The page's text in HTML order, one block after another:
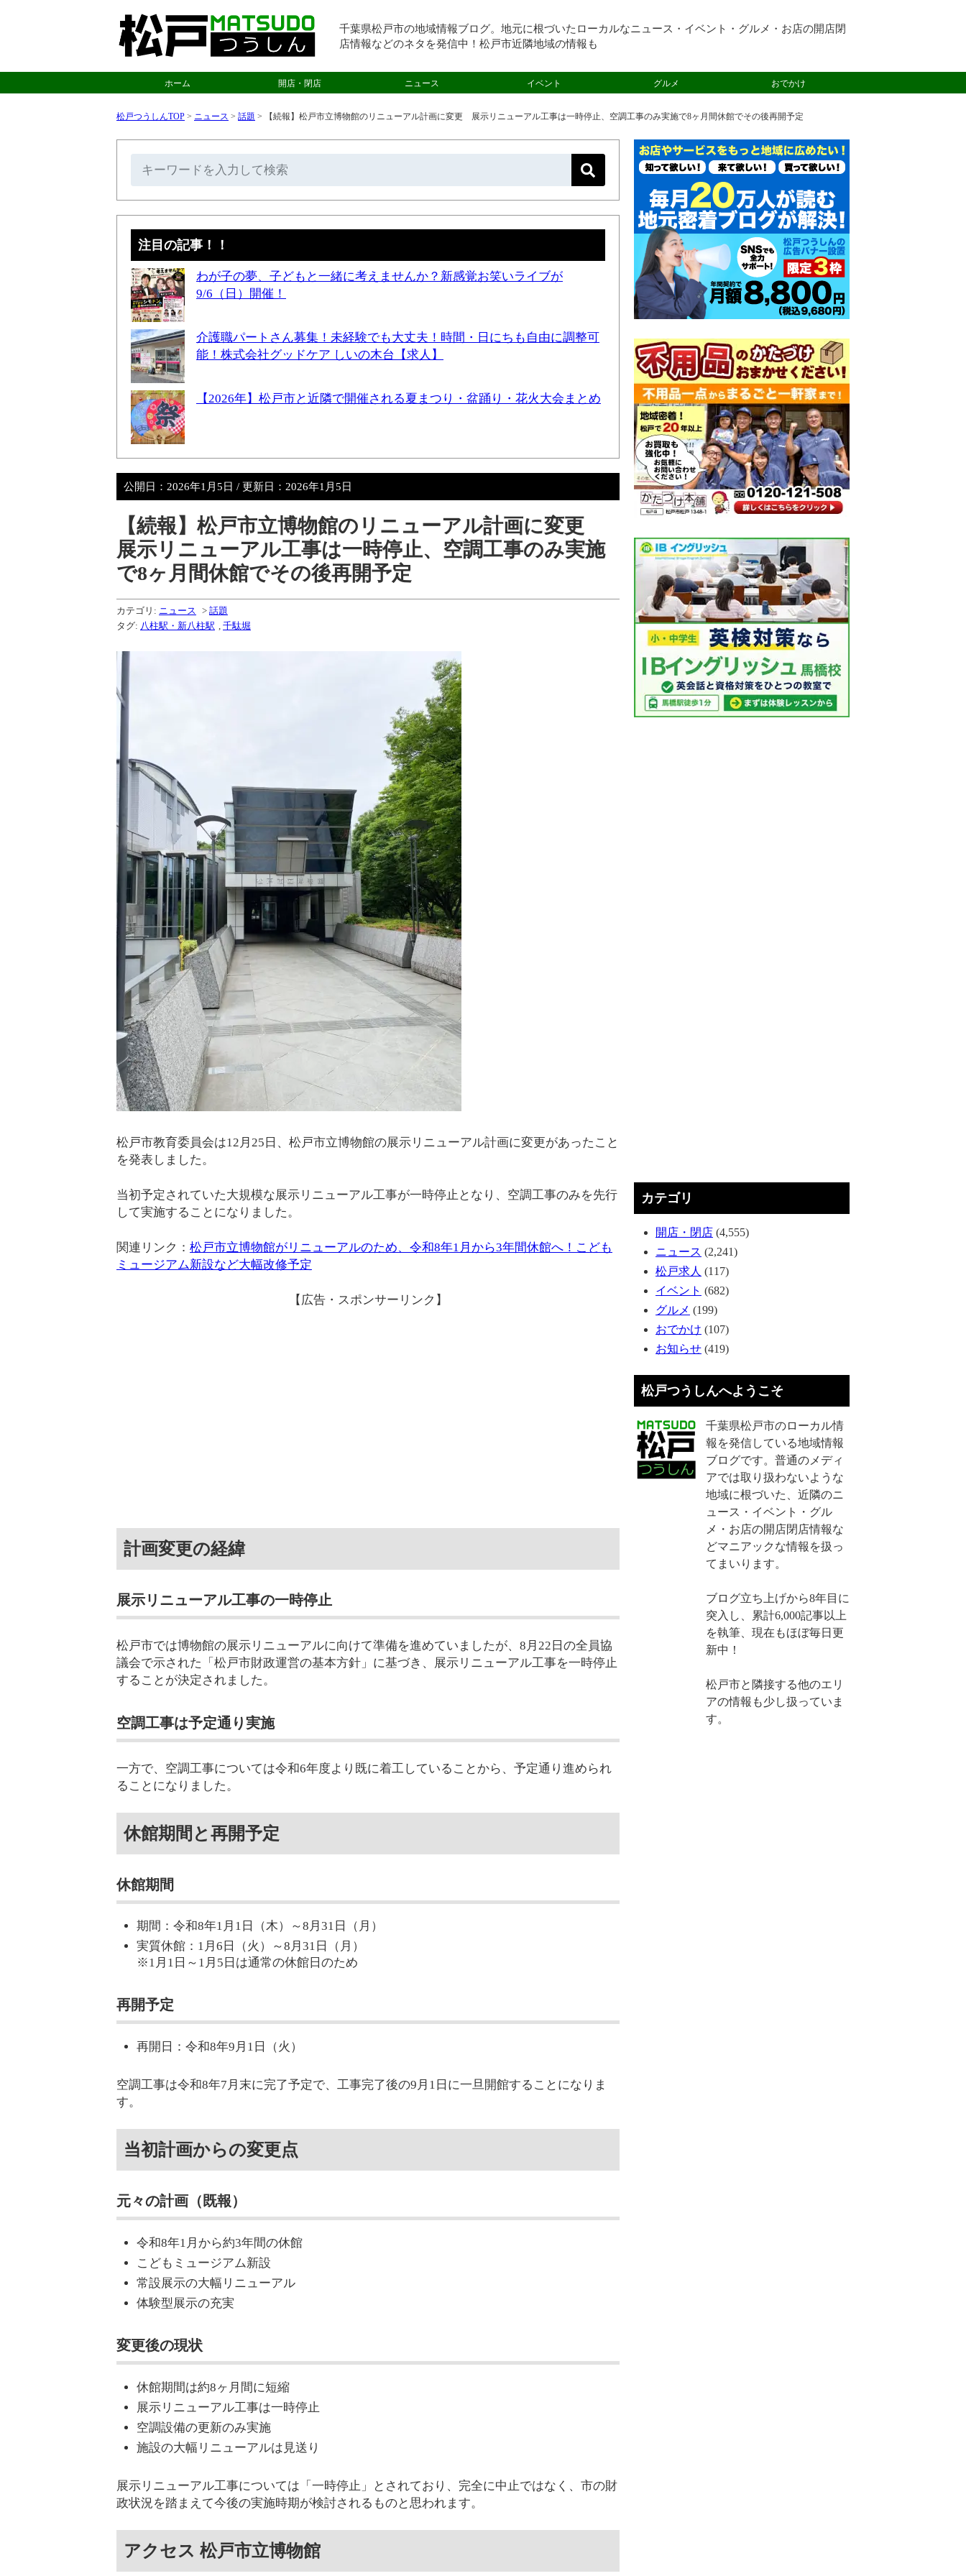
千葉県松戸市の地域情報ブログ。地元に根づいたローカルなニュース・イベント・グルメ・お店の開店閉
店情報などのネタを発信中！松戸市近隣地域の情報も
ホーム 開店・閉店 ニュース イベント グルメ おでかけ
松戸つうしんTOP > ニュース > 話題 > 【続報】松戸市立博物館のリニューアル計画に変更 展示リニューアル工事は一時停止、空調工事のみ実施で8ヶ月間休館でその後再開予定
注目の記事！！
わが子の夢、子どもと一緒に考えませんか？新感覚お笑いライブが
9/6（日）開催！
介護職パートさん募集！未経験でも大丈夫！時間・日にちも自由に調整可
能！株式会社グッドケア しいの木台【求人】
【2026年】松戸市と近隣で開催される夏まつり・盆踊り・花火大会まとめ
公開日： 2026年1月5日 / 更新日： 2026年1月5日
【続報】松戸市立博物館のリニューアル計画に変更
展示リニューアル工事は一時停止、空調工事のみ実施
で8ヶ月間休館でその後再開予定
カテゴリ: ニュース > 話題
タグ: 八柱駅・新八柱駅 千駄堀
松戸市教育委員会は12月25日、松戸市立博物館の展示リニューアル計画に変更があったこと
を発表しました。
当初予定されていた大規模な展示リニューアル工事が一時停止となり、空調工事のみを先行
して実施することになりました。
関連リンク： 松戸市立博物館がリニューアルのため、令和8年1月から3年間休館へ！こども
ミュージアム新設など大幅改修予定
【広告・スポンサーリンク】
計画変更の経緯
展示リニューアル工事の一時停止
松戸市では博物館の展示リニューアルに向けて準備を進めていましたが、8月22日の全員協
議会で示された「松戸市財政運営の基本方針」に基づき、展示リニューアル工事を一時停止
することが決定されました。
空調工事は予定通り実施
一方で、空調工事については令和6年度より既に着工していることから、予定通り進められ
ることになりました。
休館期間と再開予定
休館期間
期間：令和8年1月1日（木）～8月31日（月）
実質休館：1月6日（火）～8月31日（月）
※1月1日～1月5日は通常の休館日のため
再開予定
再開日：令和8年9月1日（火）
空調工事は令和8年7月末に完了予定で、工事完了後の9月1日に一旦開館することになりま
す。
当初計画からの変更点
元々の計画（既報）
令和8年1月から約3年間の休館
こどもミュージアム新設
常設展示の大幅リニューアル
体験型展示の充実
変更後の現状
休館期間は約8ヶ月間に短縮
展示リニューアル工事は一時停止
空調設備の更新のみ実施
施設の大幅リニューアルは見送り
展示リニューアル工事については「一時停止」とされており、完全に中止ではなく、市の財
政状況を踏まえて今後の実施時期が検討されるものと思われます。
アクセス 松戸市立博物館
カテゴリ
開店・閉店 (4,555)
ニュース (2,241)
松戸求人 (117)
イベント (682)
グルメ (199)
おでかけ (107)
お知らせ (419)
松戸つうしんへようこそ
千葉県松戸市のローカル情
報を発信している地域情報
ブログです。普通のメディ
アでは取り扱わないような
地域に根づいた、近隣のニ
ュース・イベント・グル
メ・お店の開店閉店情報な
どマニアックな情報を扱っ
てまいります。
ブログ立ち上げから8年目に
突入し、累計6,000記事以上
を執筆、現在もほぼ毎日更
新中！
松戸市と隣接する他のエリ
アの情報も少し扱っていま
す。